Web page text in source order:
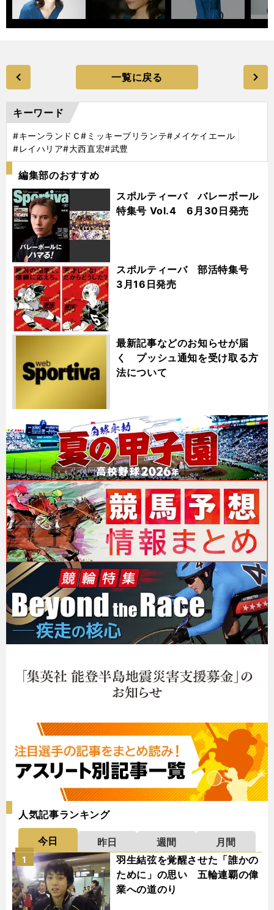
一覧に戻る
キーワード
#キーンランドＣ#ミッキーブリランテ#メイケイエール
#レイハリア#大西直宏#武豊
編集部のおすすめ
スポルティーバ バレーボール
特集号 Vol.4 6月30日発売
スポルティーバ 部活特集号
3月16日発売
最新記事などのお知らせが届
く プッシュ通知を受け取る方
法について
人気記事ランキング
今日 昨日 週間
月間
羽生結弦を覚醒させた「誰かの
ために」の思い 五輪連覇の偉
業への道のり
1